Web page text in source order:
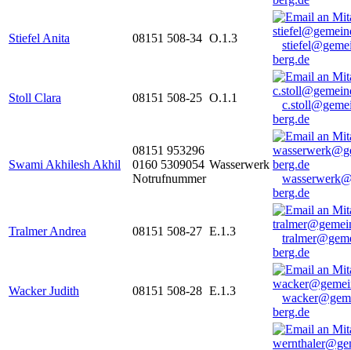
Stiefel Anita 08151 508-34 O.1.3
berg.de
Stoll Clara 08151 508-25 O.1.1
berg.de
Swami Akhilesh Akhil
08151 953296
0160 5309054
Notrufnummer
Wasserwerk
berg.de
Tralmer Andrea 08151 508-27 E.1.3
berg.de
Wacker Judith 08151 508-28 E.1.3
berg.de